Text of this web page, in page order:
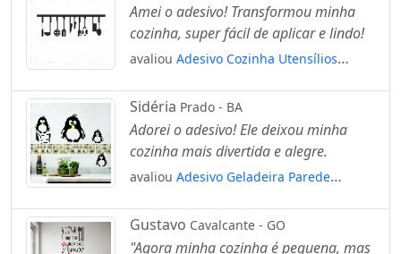
Amei o adesivo! Transformou minha
cozinha, super fácil de aplicar e lindo!
avaliou Adesivo Cozinha Utensílios
Sidéria Prado - BA
Adorei o adesivo! Ele deixou minha
cozinha mais divertida e alegre.
avaliou Adesivo Geladeira Parede
Mod:1768
Gustavo Cavalcante - GO
"Agora minha cozinha é pequena, mas